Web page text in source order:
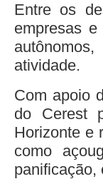
Entre os
empresas
atividade.
Com apoio
do Cerest
Horizonte e
como
panificação,